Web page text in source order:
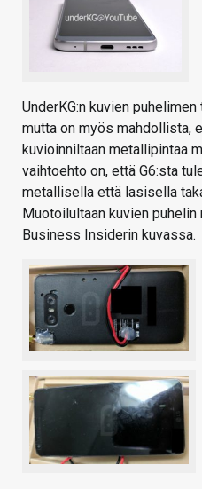
UnderKG:n kuvien
mutta on myös mahdollista,
kuvioinniltaan metallipintaa
vaihtoehto on, että G6:sta
metallisella että lasisella
Muotoilultaan kuvien puhelin
Business Insiderin kuvassa.